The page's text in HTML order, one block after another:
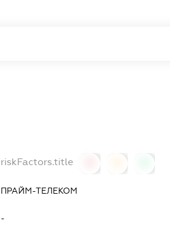
riskFactors.title
ПРАЙМ-ТЕЛЕКОМ
-